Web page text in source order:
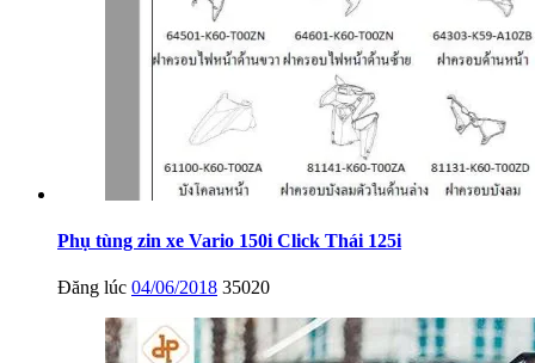
Phụ tùng zin xe Vario 150i Click Thái 125i
Đăng lúc 04/06/2018 35020